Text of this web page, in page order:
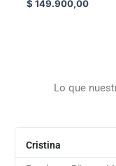
con
$ 149.900,00
Lo que
Cristina